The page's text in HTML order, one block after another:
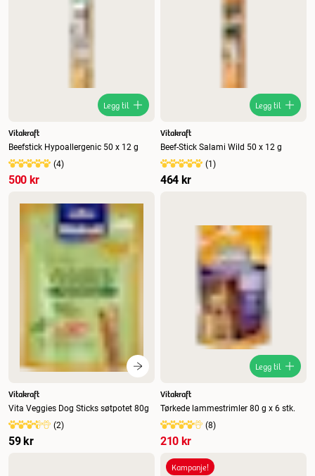
Legg til
Vitakraft
Beefstick Hypoallergenic 50 x 12 g
(4)
500 kr
Legg til
Vitakraft
Beef-Stick Salami Wild 50 x 12 g
(1)
464 kr
Vitakraft
Vita Veggies Dog Sticks søtpotet 80g
(2)
59 kr
Legg til
Vitakraft
Tørkede lammestrimler 80 g x 6 stk.
(8)
210 kr
Kampanje!